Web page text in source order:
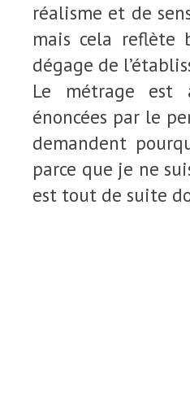
réalisme et de
mais cela reflète
dégage de
Le métrage est
énoncées par le
demandent
parce que je ne
est tout de suite